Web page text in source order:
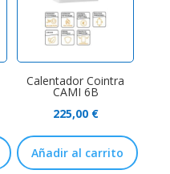
Calentador Cointra
CAMI 6B
225,00 €
Añadir al carrito